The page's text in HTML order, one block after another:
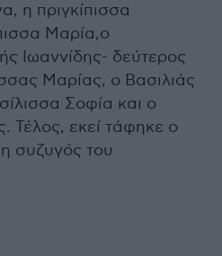
η πριγκίπισσα
Μαρία,ο
Ιωαννίδης- δεύτερος
Μαρίας, ο Βασιλιάς
Σοφία και ο
Τέλος, εκεί τάφηκε ο
συζυγός του